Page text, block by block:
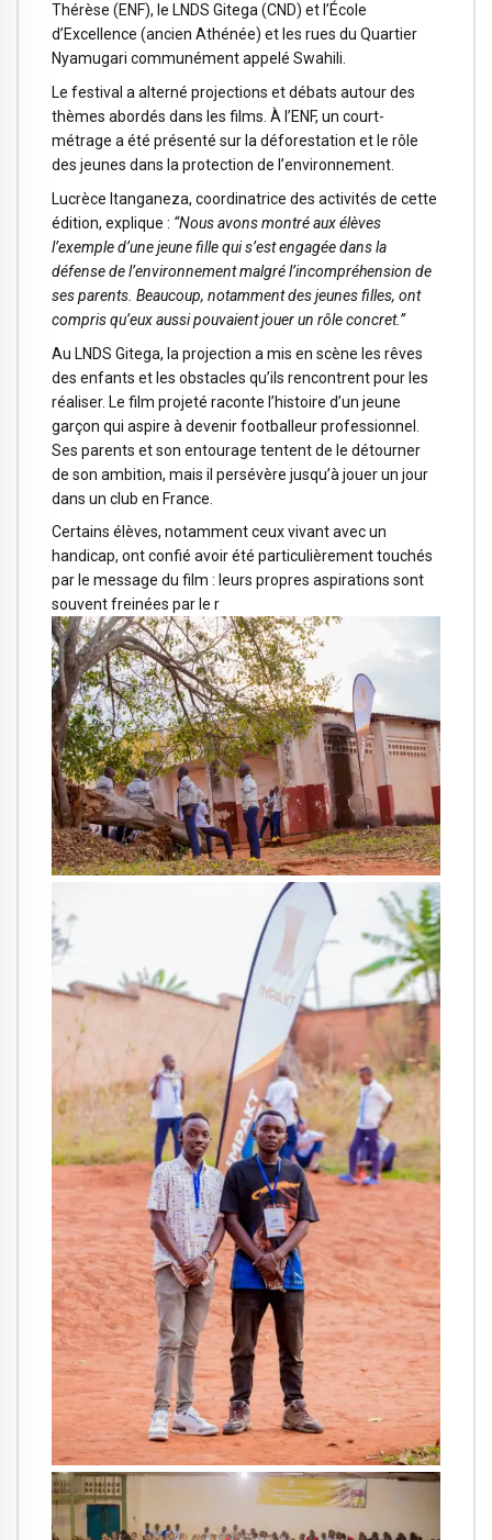
Thérèse (ENF), le LNDS Gitega (CND) et l’École
d’Excellence (ancien Athénée) et les rues du Quartier
Nyamugari communément appelé Swahili.
Le festival a alterné projections et débats autour des
thèmes abordés dans les films. À l’ENF, un court-
métrage a été présenté sur la déforestation et le rôle
des jeunes dans la protection de l’environnement.
Lucrèce Itanganeza, coordinatrice des activités de cette
édition, explique : “Nous avons montré aux élèves
l’exemple d’une jeune fille qui s’est engagée dans la
défense de l’environnement malgré l’incompréhension de
ses parents. Beaucoup, notamment des jeunes filles, ont
compris qu’eux aussi pouvaient jouer un rôle concret.”
Au LNDS Gitega, la projection a mis en scène les rêves
des enfants et les obstacles qu’ils rencontrent pour les
réaliser. Le film projeté raconte l’histoire d’un jeune
garçon qui aspire à devenir footballeur professionnel.
Ses parents et son entourage tentent de le détourner
de son ambition, mais il persévère jusqu’à jouer un jour
dans un club en France.
Certains élèves, notamment ceux vivant avec un
handicap, ont confié avoir été particulièrement touchés
par le message du film : leurs propres aspirations sont
souvent freinées par le r